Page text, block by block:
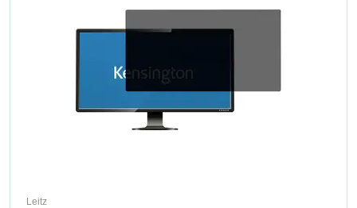
Leitz